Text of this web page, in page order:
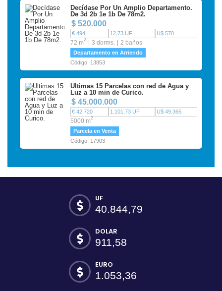
Decídase Por Un Amplio Departamento.
De 3d 2b 1e 1b De 78m2.
$ 520.000
€ 494 12,73 UF U$ 570
72 m2 3 dorms. 2 baños
Departamento en Arriendo
Código: 13853
Ultimas 15 Parcelas con red de Agua y
Luz a 10 min de Curico.
$ 45.000.000
€ 42.720 1.101,73 UF U$ 49.365
5000 m2
Parcela en Venta
Código: 17903
UF
40.844,79
DOLAR
911,58
EURO
1.053,36